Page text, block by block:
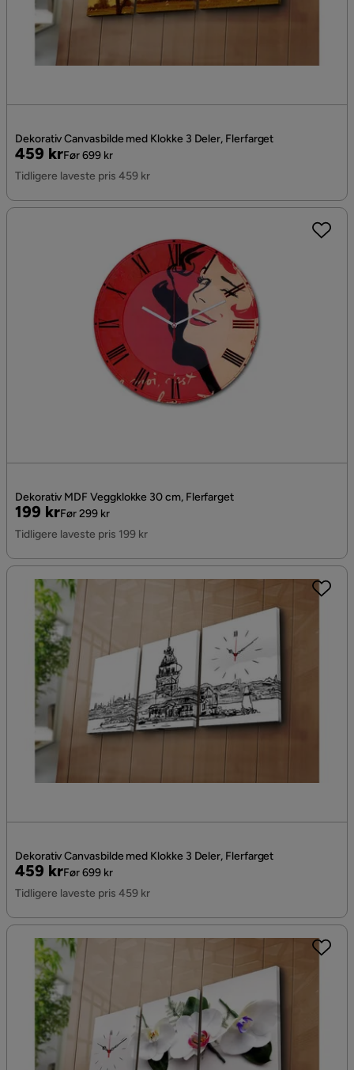
Dekorativ Canvasbilde med Klokke 3 Deler, Flerfarget
Pris
459 kr
Original
Pris
Før 699 kr
Tidligere laveste pris 459 kr
Dekorativ MDF Veggklokke 30 cm, Flerfarget
Pris
199 kr
Original
Pris
Før 299 kr
Tidligere laveste pris 199 kr
Dekorativ Canvasbilde med Klokke 3 Deler, Flerfarget
Pris
459 kr
Original
Pris
Før 699 kr
Tidligere laveste pris 459 kr